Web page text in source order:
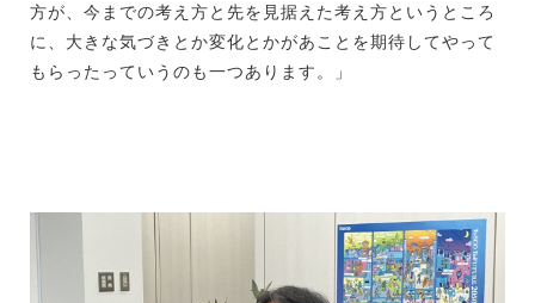
方が、今までの考え方と先を見据えた考え方というところ
に、大きな気づきとか変化とかがあことを期待してやって
もらったっていうのも一つあります。」